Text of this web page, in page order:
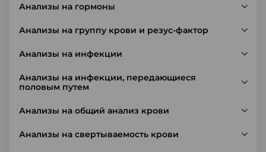
Анализы на гормоны
Анализы на группу крови и резус-фактор
Анализы на инфекции
Анализы на инфекции, передающиеся
половым путем
Анализы на общий анализ крови
Анализы на свертываемость крови